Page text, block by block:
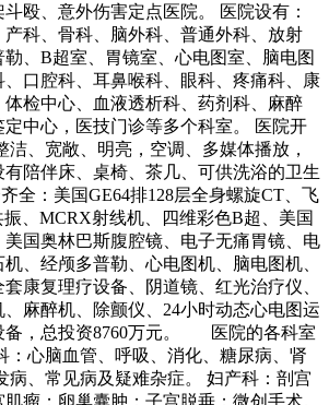
殴、意外伤害定点医院。 医院设有：
科、骨科、脑外科、普通外科、放射
、B超室、胃镜室、心电图室、脑电图
口腔科、耳鼻喉科、眼科、疼痛科、康
检中心、血液透析科、药剂科、麻醉
中心，医技门诊等多个科室。 医院开
洁、宽敞、明亮，空调、多媒体播放，
陪伴床、桌椅、茶几、可供洗浴的卫生
全：美国GE64排128层全身螺旋CT、飞
振、MCRX射线机、四维彩色B超、美国
国奥林巴斯腹腔镜、电子无痛胃镜、电
、经颅多普勒、心电图机、脑电图机、
康复理疗设备、阴道镜、红光治疗仪、
麻醉机、除颤仪、24小时动态心电图运
备，总投资8760万元。 医院的各科室
：心脑血管、呼吸、消化、糖尿病、肾
病、常见病及疑难杂症。 妇产科：剖宫
瘤；卵巢囊肿；子宫脱垂；微创手术。